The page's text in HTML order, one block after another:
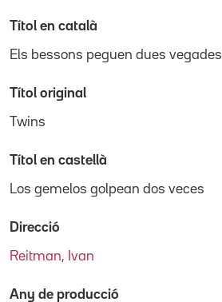
Títol en català
Els bessons peguen dues vegades
Títol original
Twins
Títol en castellà
Los gemelos golpean dos veces
Direcció
Reitman, Ivan
Any de producció